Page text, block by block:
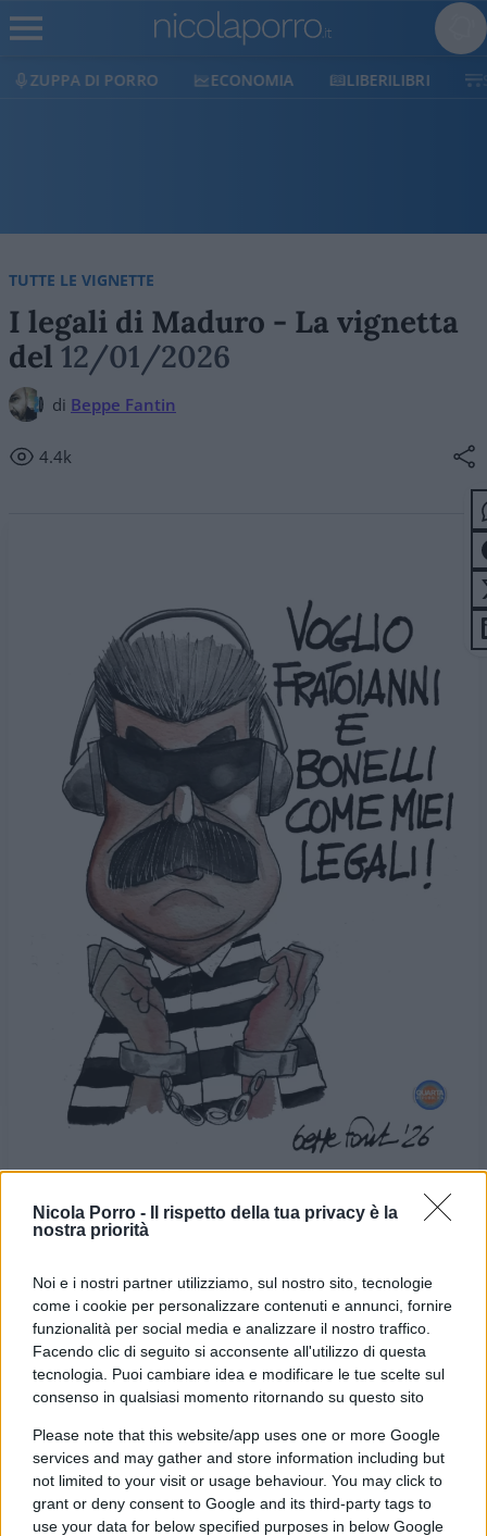
Nicola Porro -
Il rispetto della tua privacy è la
nostra priorità
Noi e i nostri partner utilizziamo, sul nostro sito, tecnologie
come i cookie per personalizzare contenuti e annunci, fornire
funzionalità per social media e analizzare il nostro traffico.
Facendo clic di seguito si acconsente all'utilizzo di questa
tecnologia. Puoi cambiare idea e modificare le tue scelte sul
consenso in qualsiasi momento ritornando su questo sito
Please note that this website/app uses one or more Google
services and may gather and store information including but
not limited to your visit or usage behaviour. You may click to
grant or deny consent to Google and its third-party tags to
use your data for below specified purposes in below Google
ZUPPA DI PORRO ECONOMIA LIBERILIBRI
TUTTE LE VIGNETTE
I legali di Maduro - La vignetta
del 12/01/2026
di Beppe Fantin
4.4k
11/01/2026 13/01/2026
Le vignette satiriche di Beppe Fantin, illustratore
trevigiano, nascono dalla passione dell'autore per
dare voce a situazioni, non solo politiche, attraverso i
disegni utilizzando da sempre la tecnica riconoscibile
dell'acquerello. Orgogliosamente un liberale di
centrodestra, il vignettista non fatica a trovare le sue
ispirazioni dall’attuale sinistra, che a suo dire, mai